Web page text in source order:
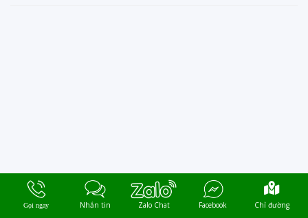
2025 Copyright Quảng Cáo Khang Thiện.
Gọi ngay Nhắn tin Zalo Chat Facebook Chỉ đường